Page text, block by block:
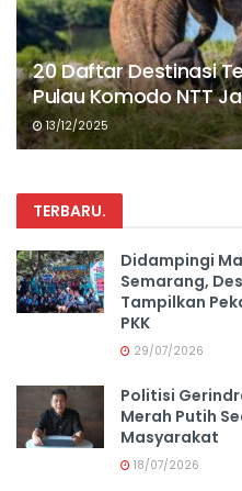
20 Daftar Destinasi
Pulau Komodo NTT
13/12/2025
TERBARU.
Didampingi
Semarang,
Tampilkan
PKK
29/07/2026
Politisi
Merah Putih
Masyarakat
18/07/2026